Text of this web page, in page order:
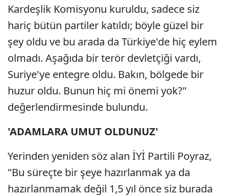
Kardeşlik Komisyonu kuruldu, sadece siz
hariç bütün partiler katıldı; böyle güzel bir
şey oldu ve bu arada da Türkiye'de hiç eylem
olmadı. Aşağıda bir terör devletçiği vardı,
Suriye'ye entegre oldu. Bakın, bölgede bir
huzur oldu. Bunun hiç mi önemi yok?"
değerlendirmesinde bulundu.
'ADAMLARA UMUT OLDUNUZ'
Yerinden yeniden söz alan İYİ Partili Poyraz,
"Bu süreçte bir şeye hazırlanmak ya da
hazırlanmamak değil 1,5 yıl önce siz burada